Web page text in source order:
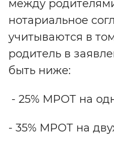
между
нотариальное
учитываются в
родитель в
быть ниже:
- 25% МРОТ на
- 35% МРОТ на